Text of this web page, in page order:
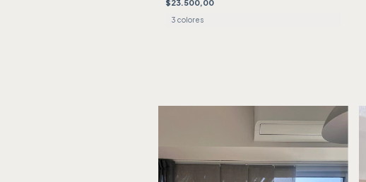
$23.500,00
3 colores